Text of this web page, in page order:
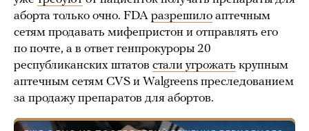
аборта только очно. FDA разрешило аптечным
сетям продавать мифепристон и отправлять его
по почте, а в ответ генпрокуроры 20
республиканских штатов стали угрожать крупным
аптечным сетям CVS и Walgreens преследованием
за продажу препаратов для абортов.